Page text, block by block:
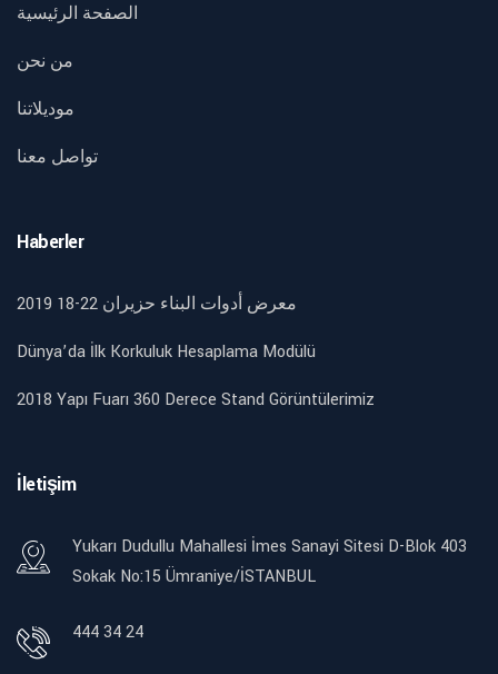
الصفحة الرئيسية
من نحن
موديلاتنا
تواصل معنا
Haberler
2019 18-22 معرض أدوات البناء حزيران
Dünya’da İlk Korkuluk Hesaplama Modülü
2018 Yapı Fuarı 360 Derece Stand Görüntülerimiz
İletişim
Yukarı Dudullu Mahallesi İmes Sanayi Sitesi D-Blok 403
Sokak No:15 Ümraniye/İSTANBUL
444 34 24